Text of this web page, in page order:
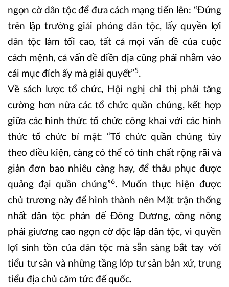
ngọn cờ dân tộc để đưa cách mạng tiến lên: “Đứng
trên lập trường giải phóng dân tộc, lấy quyền lợi
dân tộc làm tối cao, tất cả mọi vấn đề của cuộc
cách mệnh, cả vấn đề điền địa cũng phải nhằm vào
cái mục đích ấy mà giải quyết”5.
Về sách lược tổ chức, Hội nghị chỉ thị phải tăng
cường hơn nữa các tổ chức quần chúng, kết hợp
giữa các hình thức tổ chức công khai với các hình
thức tổ chức bí mật: “Tổ chức quần chúng tùy
theo điều kiện, càng có thể có tính chất rộng rãi và
giản đơn bao nhiêu càng hay, để thâu phục được
quảng đại quần chúng”6. Muốn thực hiện được
chủ trương này để hình thành nên Mặt trận thống
nhất dân tộc phản đế Đông Dương, công nông
phải giương cao ngọn cờ độc lập dân tộc, vì quyền
lợi sinh tồn của dân tộc mà sẵn sàng bắt tay với
tiểu tư sản và những tầng lớp tư sản bản xứ, trung
tiểu địa chủ căm tức đế quốc.